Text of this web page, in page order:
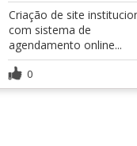
Criação de site
com sistema de
agendamento online...
0